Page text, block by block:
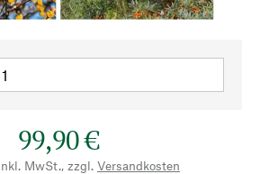
99,90 €
MwSt., zzgl. Versandkosten